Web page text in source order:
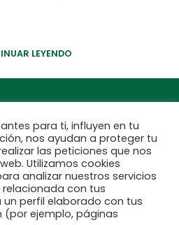
LEYENDO
para ti, influyen en tu
nos ayudan a proteger tu
las peticiones que nos
Utilizamos cookies
analizar nuestros servicios
con tus
perfil elaborado con tus
ejemplo, páginas